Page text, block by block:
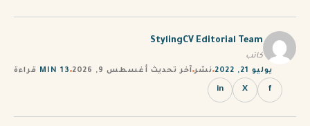
TR
StylingCV Editorial Team
كاتب
يوليو 21, 2022
نشر آخر تحديث أغسطس 9, 2026 13 MIN قراءة
f
X
in